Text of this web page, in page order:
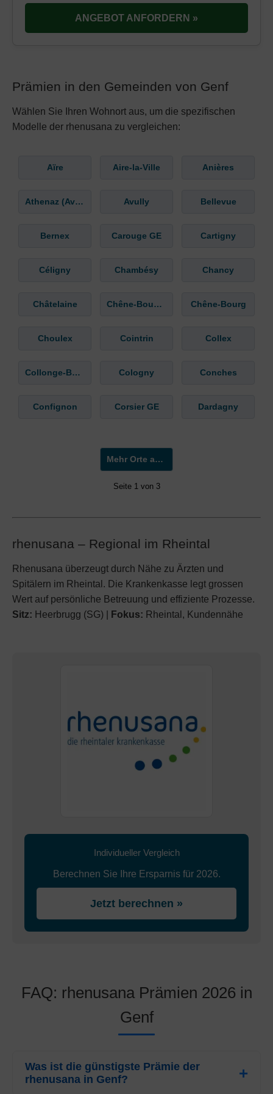
ANGEBOT ANFORDERN »
Prämien in den Gemeinden von Genf
Wählen Sie Ihren Wohnort aus, um die spezifischen
Modelle der rhenusana zu vergleichen:
Aïre Aire-la-Ville Anières
Athenaz (Avusy) Avully Bellevue
Bernex Carouge GE Cartigny
Céligny Chambésy Chancy
Châtelaine Chêne-Bougeries Chêne-Bourg
Choulex Cointrin Collex
Collonge-Bellerive Cologny Conches
Confignon Corsier GE Dardagny
Mehr Orte anzeigen »
Seite 1 von 3
rhenusana – Regional im Rheintal
Rhenusana überzeugt durch Nähe zu Ärzten und
Spitälern im Rheintal. Die Krankenkasse legt grossen
Wert auf persönliche Betreuung und effiziente Prozesse.
Sitz: Heerbrugg (SG) | Fokus: Rheintal, Kundennähe
Individueller Vergleich
Berechnen Sie Ihre Ersparnis für 2026.
Jetzt berechnen »
FAQ: rhenusana Prämien 2026 in
Genf
Was ist die günstigste Prämie der
rhenusana in Genf?